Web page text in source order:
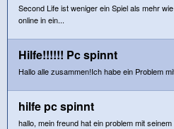
Second Life ist weniger ein Spiel als mehr
online in ein...
Hilfe!!!!!! Pc spinnt
Hallo alle zusammen!Ich habe ein Problem
hilfe pc spinnt
hallo, mein freund hat ein problem mit